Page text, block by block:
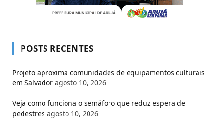
POSTS RECENTES
Projeto aproxima comunidades de equipamentos culturais
em Salvador agosto 10, 2026
Veja como funciona o semáforo que reduz espera de
pedestres agosto 10, 2026